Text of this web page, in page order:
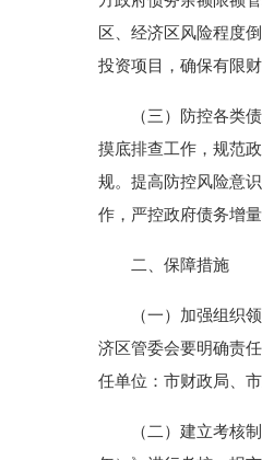
区、经济区风险程度
投资项目，确保有限
（三）防控各类债
摸底排查工作，规范
规。提高防控风险意
作，严控政府债务增
二、保障措施
（一）加强组织领
济区管委会要明确责
任单位：市财政局、
（二）建立考核制